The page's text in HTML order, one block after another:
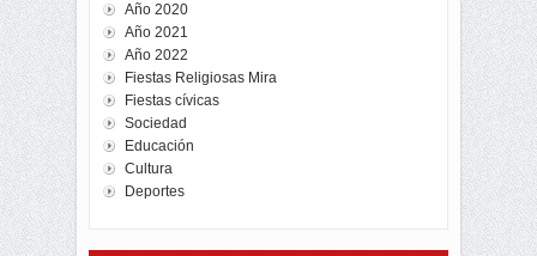
Año 2020
Año 2021
Año 2022
Fiestas Religiosas Mira
Fiestas cívicas
Sociedad
Educación
Cultura
Deportes